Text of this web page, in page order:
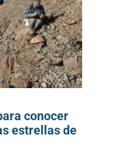
conocer
estrellas de